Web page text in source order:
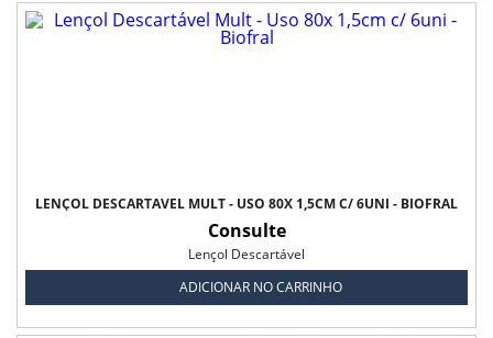
LENÇOL DESCARTÁVEL MULT - USO 80X 1,5CM C/ 6UNI - BIOFRAL
Consulte
Lençol Descartável
ADICIONAR NO CARRINHO